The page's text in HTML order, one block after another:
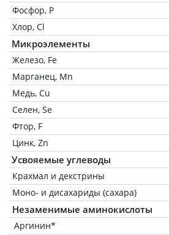
Фосфор, P
Хлор, Cl
Микроэлементы
Железо, Fe
Марганец, Mn
Медь, Cu
Селен, Se
Фтор, F
Цинк, Zn
Усвояемые углеводы
Крахмал и декстрины
Моно- и дисахариды (сахара)
Незаменимые аминокислоты
Аргинин*